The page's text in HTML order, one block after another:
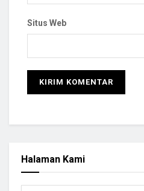
Situs Web
Halaman Kami